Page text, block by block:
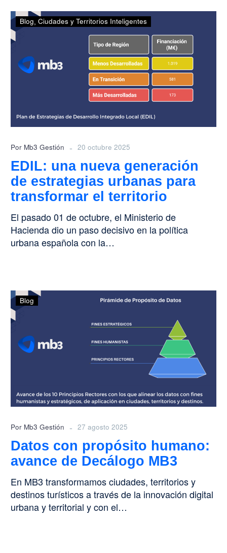
EDIL:
una
nueva
generación
de
estrategias
urbanas
para
transformar
el
territorio
Blog Ciudades y Territorios Inteligentes
Por Mb3 Gestión - 20 octubre 2025
EDIL: una nueva generación
de estrategias urbanas para
transformar el territorio
El pasado 01 de octubre, el Ministerio de
Hacienda dio un paso decisivo en la política
urbana española con la…
Datos
propósito
avance
de
Decálogo
Blog
Por Mb3 Gestión - 27 agosto 2025
Datos con propósito humano:
avance de Decálogo MB3
En MB3 transformamos ciudades, territorios y
destinos turísticos a través de la innovación digital
urbana y territorial y con el…